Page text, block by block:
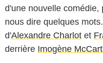
d'une nouvelle
nous dire quelques
d'Alexandre Charlot et
derrière Imogène